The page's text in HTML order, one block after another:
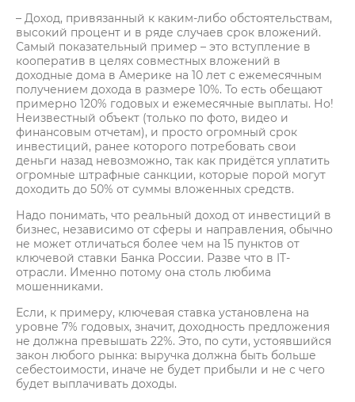
– Доход, привязанный к каким-либо обстоятельствам,
высокий процент и в ряде случаев срок вложений.
Самый показательный пример – это вступление в
кооператив в целях совместных вложений в
доходные дома в Америке на 10 лет с ежемесячным
получением дохода в размере 10%. То есть обещают
примерно 120% годовых и ежемесячные выплаты. Но!
Неизвестный объект (только по фото, видео и
финансовым отчетам), и просто огромный срок
инвестиций, ранее которого потребовать свои
деньги назад невозможно, так как придётся уплатить
огромные штрафные санкции, которые порой могут
доходить до 50% от суммы вложенных средств.
Надо понимать, что реальный доход от инвестиций в
бизнес, независимо от сферы и направления, обычно
не может отличаться более чем на 15 пунктов от
ключевой ставки Банка России. Разве что в IT-
отрасли. Именно потому она столь любима
мошенниками.
Если, к примеру, ключевая ставка установлена на
уровне 7% годовых, значит, доходность предложения
не должна превышать 22%. Это, по сути, устоявшийся
закон любого рынка: выручка должна быть больше
себестоимости, иначе не будет прибыли и не с чего
будет выплачивать доходы.